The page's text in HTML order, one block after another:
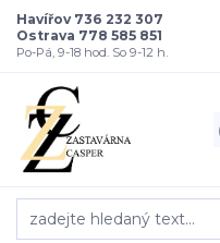
Havířov 736 232 307
Ostrava 778 585 851
Po-Pá, 9-18 hod. So 9-12 h.